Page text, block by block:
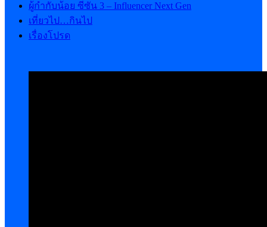
ผู้กำกับน้อย ซีซัน 3 – Influencer Next Gen
เที่ยวไป…กินไป
เรื่องโปรด